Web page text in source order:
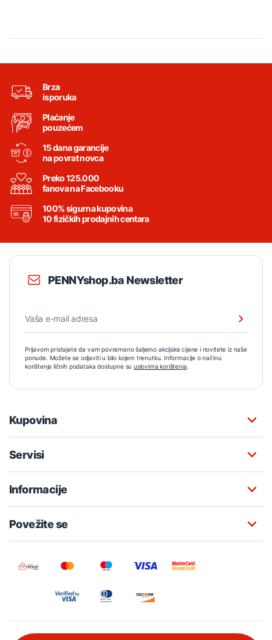
Brza
isporuka
Plaćanje
pouzećem
15 dana garancije
na povrat novca
Preko 125.000
fanova na Facebooku
100% sigurna kupovina
10 fizičkih prodajnih centara
PENNYshop.ba Newsletter
Prijavom pristajete da vam povremeno šaljemo akcijske cijene i novitete iz naše
ponude. Možete se odjaviti u bilo kojem trenutku. Informacije o načinu
korištenja ličnih podataka dostupne su uslovima korištenja.
Kupovina
Servisi
Informacije
Povežite se